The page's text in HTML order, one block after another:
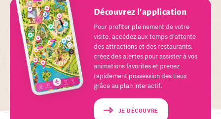
Découvrez l'application
Pour profiter pleinement de votre
visite, accédez aux temps d'attente
des attractions et des restaurants,
créez des alertes pour assister à vos
animations favorites et prenez
rapidement possession des lieux
grâce au plan interactif.
JE DÉCOUVRE